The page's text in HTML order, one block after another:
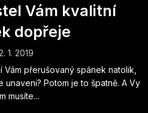
Vám kvalitní
dopřeje
1. 2019
přerušovaný spánek natolik,
Potom je to špatně. A Vy
musíte...